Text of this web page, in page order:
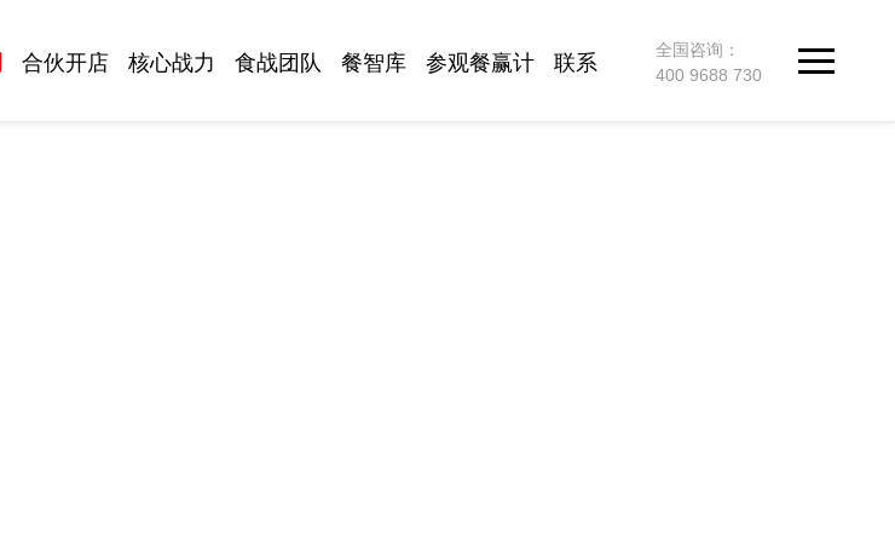
全国咨询：
400 9688 730
合伙开店 核心战力 食战团队 餐智库 参观餐赢计 联系